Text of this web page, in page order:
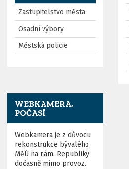
Zastupitelstvo města
Osadní výbory
Městská policie
WEBKAMERA,
POČASÍ
Webkamera je z důvodu
rekonstrukce bývalého
MěÚ na nám. Republiky
dočasně mimo provoz.